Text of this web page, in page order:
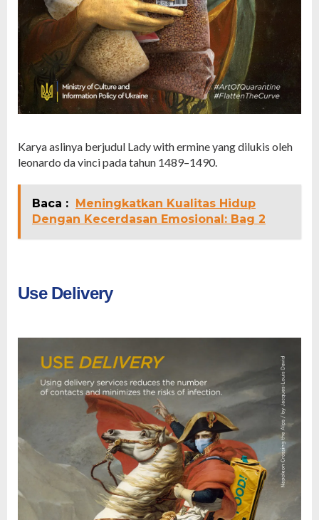
Karya aslinya berjudul Lady with ermine yang dilukis oleh
leonardo da vinci pada tahun 1489–1490.
Baca : Meningkatkan Kualitas Hidup
Dengan Kecerdasan Emosional: Bag 2
Use Delivery